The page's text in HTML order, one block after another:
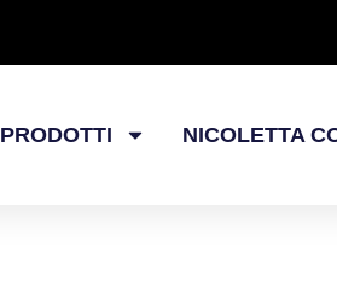
PRODOTTI NICOLETTA